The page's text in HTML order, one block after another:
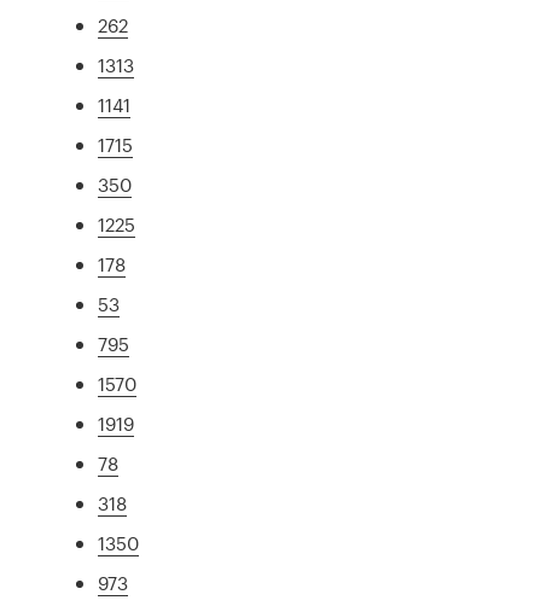
262
1313
1141
1715
350
1225
178
53
795
1570
1919
78
318
1350
973